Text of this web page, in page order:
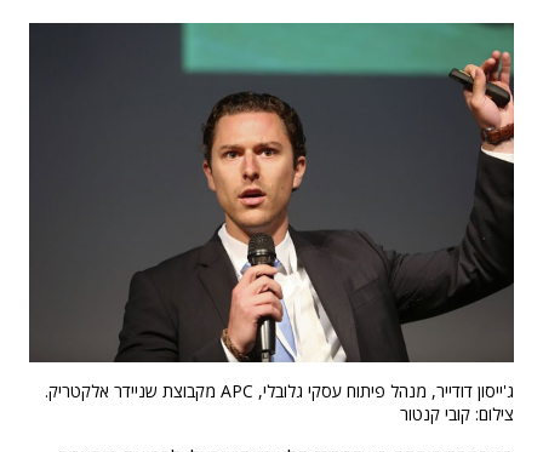
ג'ייסון דודייר, מנהל פיתוח עסקי גלובלי, APC מקבוצת שניידר אלקטריק.
צילום: קובי קנטור